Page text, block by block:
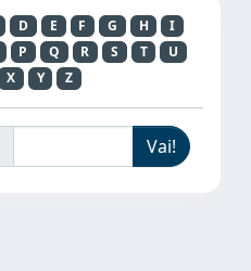
D E F G H
I
P Q R S T
U
X Y Z